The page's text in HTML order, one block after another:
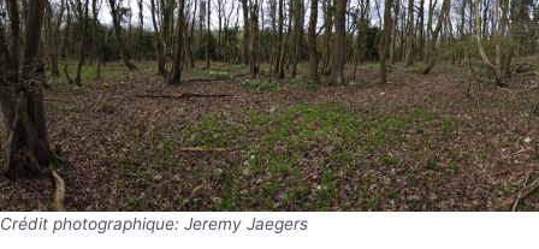
Crédit photographique: Jeremy Jaegers